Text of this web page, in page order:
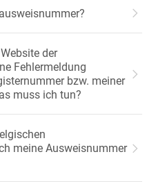
der
Fehlermeldung
bzw. meiner
muss ich tun?
meine Ausweisnummer